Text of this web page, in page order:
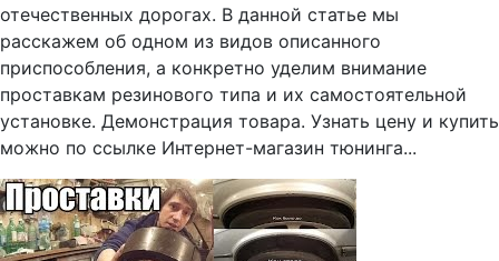
отечественных дорогах. В данной статье мы
расскажем об одном из видов описанного
приспособления, а конкретно уделим внимание
проставкам резинового типа и их самостоятельной
установке. Демонстрация товара. Узнать цену и купить
можно по ссылке Интернет-магазин тюнинга...